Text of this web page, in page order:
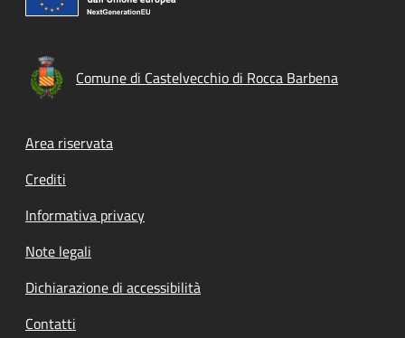
Comune di Castelvecchio di Rocca Barbena
Footer menu
Area riservata
Crediti
Informativa privacy
Note legali
Dichiarazione di accessibilità
Contatti